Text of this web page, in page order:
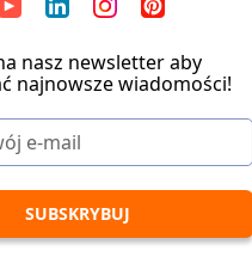
nasz newsletter aby
najnowsze wiadomości!